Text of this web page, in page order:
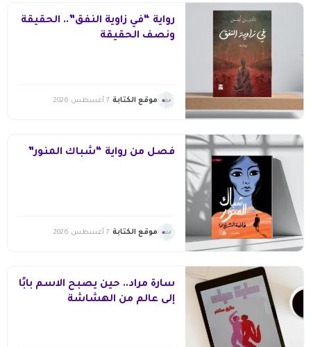
رواية “في زاوية النفق”.. الحقيقة
ونصف الحقيقة
موقع الكتابة 7 أغسطس 2026
فصل من رواية “شباك المنور”
موقع الكتابة 7 أغسطس 2026
سارة مراد.. حين يصبح الاسم بابًا
إلى عالم من الهشاشة